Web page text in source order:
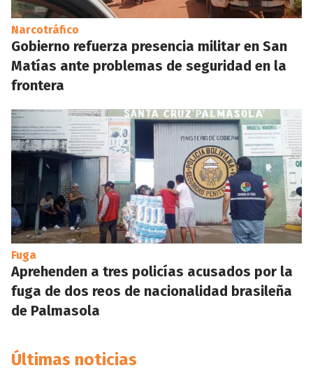
Narcotráfico
Gobierno refuerza presencia militar en San
Matías ante problemas de seguridad en la
frontera
Fuga
Aprehenden a tres policías acusados por la
fuga de dos reos de nacionalidad brasileña
de Palmasola
Últimas noticias